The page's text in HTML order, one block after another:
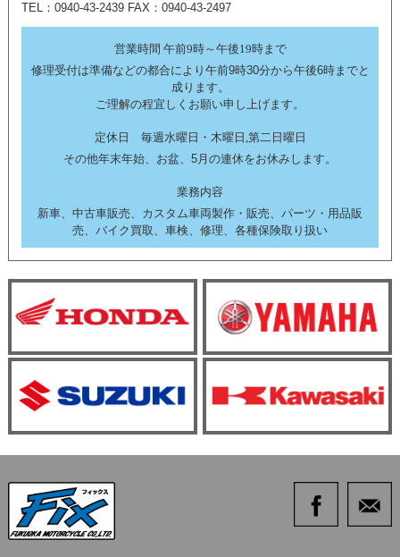
TEL：0940-43-2439 FAX：0940-43-2497
営業時間 午前9時～午後19時まで
修理受付は準備などの都合により午前9時30分から午後6時までと
成ります。
ご理解の程宜しくお願い申し上げます。
定休日 毎週水曜日・木曜日,第二日曜日
その他年末年始、お盆、5月の連休をお休みします。
業務内容
新車、中古車販売、カスタム車両製作・販売、パーツ・用品販
売、バイク買取、車検、修理、各種保険取り扱い